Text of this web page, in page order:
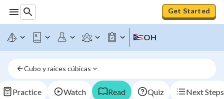
Get Started
OH
Cubo y raíces cúbicas
Practice Watch Read Quiz Next Steps